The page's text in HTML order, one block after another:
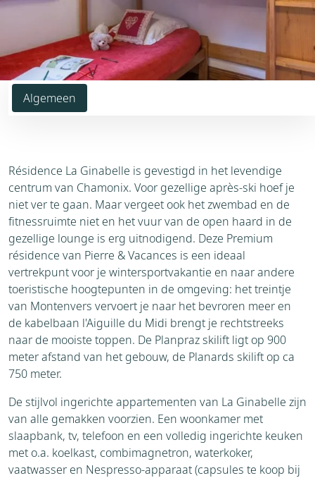
Algemeen
Résidence La Ginabelle is gevestigd in het levendige
centrum van Chamonix. Voor gezellige après-ski hoef je
niet ver te gaan. Maar vergeet ook het zwembad en de
fitnessruimte niet en het vuur van de open haard in de
gezellige lounge is erg uitnodigend. Deze Premium
résidence van Pierre & Vacances is een ideaal
vertrekpunt voor je wintersportvakantie en naar andere
toeristische hoogtepunten in de omgeving: het treintje
van Montenvers vervoert je naar het bevroren meer en
de kabelbaan l'Aiguille du Midi brengt je rechtstreeks
naar de mooiste toppen. De Planpraz skilift ligt op 900
meter afstand van het gebouw, de Planards skilift op ca
750 meter.
De stijlvol ingerichte appartementen van La Ginabelle zijn
van alle gemakken voorzien. Een woonkamer met
slaapbank, tv, telefoon en een volledig ingerichte keuken
met o.a. koelkast, combimagnetron, waterkoker,
vaatwasser en Nespresso-apparaat (capsules te koop bij